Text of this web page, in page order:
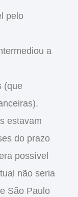
pelo
a
(que
estavam
do prazo
possível
não seria
São Paulo